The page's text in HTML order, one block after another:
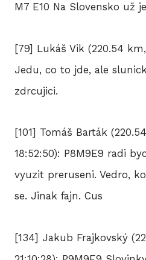
M7 E10 Na Slovensko už
[79] Lukáš Vik (220.54
Jedu, co to jde, ale
zdrcujici.
[101] Tomáš Barták
18:52:50): P8M9E9 radi
vyuzit preruseni. Vedro,
se. Jinak fajn. Cus
[134] Jakub Frajkovský